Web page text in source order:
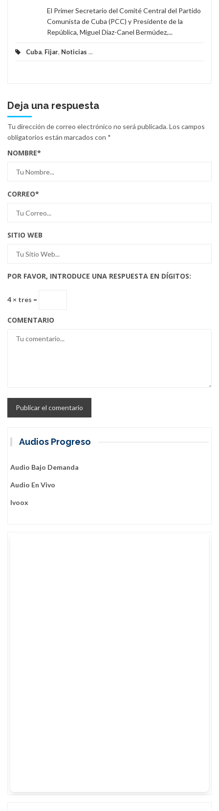
El Primer Secretario del Comité Central del Partido
Comunista de Cuba (PCC) y Presidente de la
República, Miguel Díaz-Canel Bermúdez,...
Cuba, Fijar, Noticias ...
Deja una respuesta
Tu dirección de correo electrónico no será publicada.Los campos
obligatorios están marcados con *
NOMBRE*
CORREO*
SITIO WEB
POR FAVOR, INTRODUCE UNA RESPUESTA EN DÍGITOS:
4 × tres =
COMENTARIO
Audios Progreso
Audio Bajo Demanda
Audio En Vivo
Ivoox